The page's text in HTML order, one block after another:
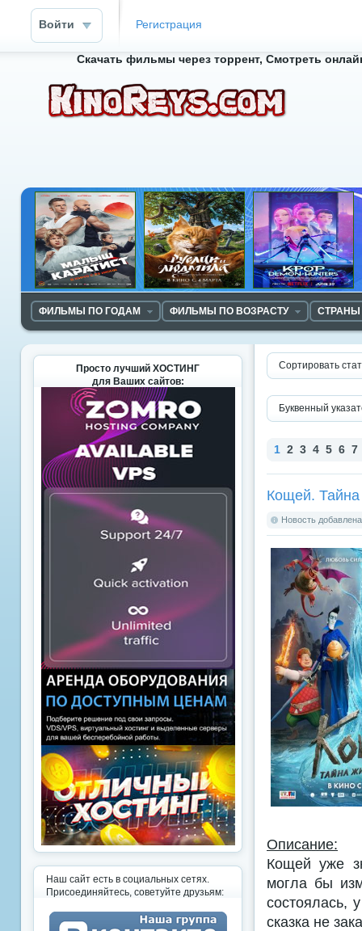
Войти Регистрация
Скачать фильмы через торрент, Смотреть
ФИЛЬМЫ ПО ГОДАМ ФИЛЬМЫ ПО ВОЗРАСТУ
Сортировать
Буквенный
1 2 3 4 5 6 7
Кощей.
Новость
Описание:
Кощей уже
могла бы
состоялась,
сказка не
Просто лучший ХОСТИНГ
для Ваших сайтов:
Наш сайт есть в социальных сетях.
Присоединяйтесь, советуйте друзьям: